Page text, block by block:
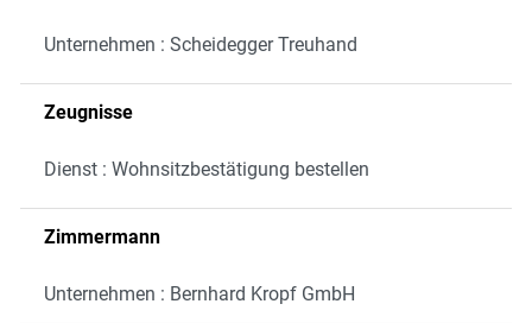
Unternehmen : Scheidegger Treuhand
Zeugnisse
Dienst : Wohnsitzbestätigung bestellen
Zimmermann
Unternehmen : Bernhard Kropf GmbH